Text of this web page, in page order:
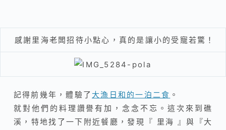
感謝里海老闆招待小點心，真的是讓小的受寵若驚！
記得前幾年，體驗了 大漁日和的一泊二食 。
就對他們的料理讚譽有加，念念不忘。這次來到礁
溪，特地找了一下附近餐廳，發現『 里海 』與『大